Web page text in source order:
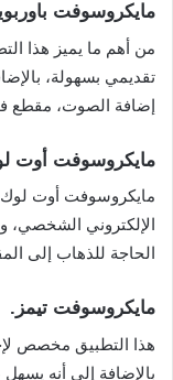
مايكروسوفت
من أهم ما يميز هذا
تقديمي بسهولة،
إضافة الصوت، مقطع
مايكروسوفت أوت
مايكروسوفت أوت لوك
الإلكتروني الشخصي،
الحاجة للذهاب إلى
مايكروسوفت تيمز.
هذا التطبيق مخصص
بالإضافة إلى أنه